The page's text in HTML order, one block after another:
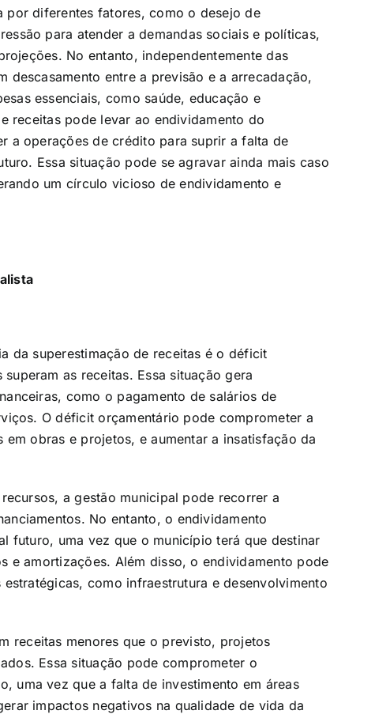
por diferentes fatores, como o desejo de
para atender a demandas sociais e políticas,
No entanto, independentemente das
descasamento entre a previsão e a arrecadação,
essenciais, como saúde, educação e
receitas pode levar ao endividamento do
a operações de crédito para suprir a falta de
Essa situação pode se agravar ainda mais caso
um círculo vicioso de endividamento e
da superestimação de receitas é o déficit
as receitas. Essa situação gera
como o pagamento de salários de
O déficit orçamentário pode comprometer a
obras e projetos, e aumentar a insatisfação da
a gestão municipal pode recorrer a
No entanto, o endividamento
futuro, uma vez que o município terá que destinar
e amortizações. Além disso, o endividamento pode
como infraestrutura e desenvolvimento
receitas menores que o previsto, projetos
Essa situação pode comprometer o
uma vez que a falta de investimento em áreas
impactos negativos na qualidade de vida da